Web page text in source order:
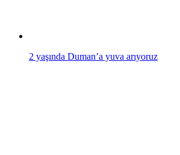
2 yaşında Duman’a yuva arıyoruz